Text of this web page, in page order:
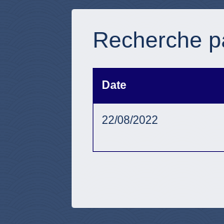
Recherche
Date
22/08/2022